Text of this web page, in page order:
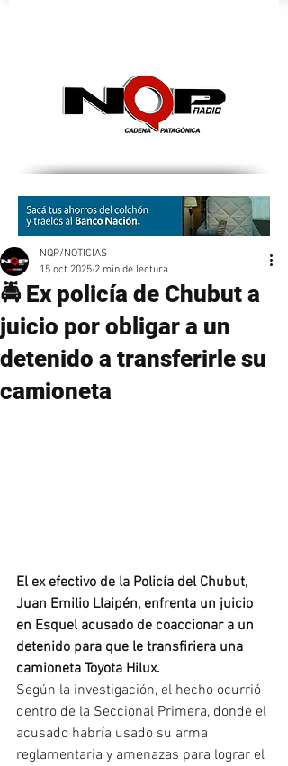
🚔 Ex policía de Chubut a
juicio por obligar a un
detenido a transferirle su
camioneta
NQP/NOTICIAS
15 oct 2025 2 min de lectura
El ex efectivo de la Policía del Chubut,
Juan Emilio Llaipén, enfrenta un juicio
en Esquel acusado de coaccionar a un
detenido para que le transfiriera una
camioneta Toyota Hilux.
Según la investigación, el hecho ocurrió
dentro de la Seccional Primera, donde el
acusado habría usado su arma
reglamentaria y amenazas para lograr el